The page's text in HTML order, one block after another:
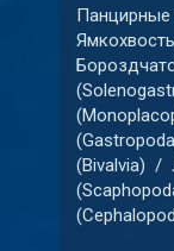
Панцирные
(Bivalvia) /